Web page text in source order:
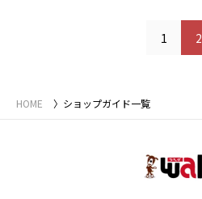
1 2
HOME ショップガイド一覧